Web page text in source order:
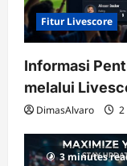
Fitur Livescore
Informasi
melalui
DimasAlvaro 2
3 minutes